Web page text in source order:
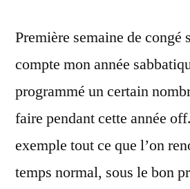
Première semaine de congé
compte mon année
programmé un certain
faire pendant cette année
exemple tout ce que l’on
temps normal, sous le bon